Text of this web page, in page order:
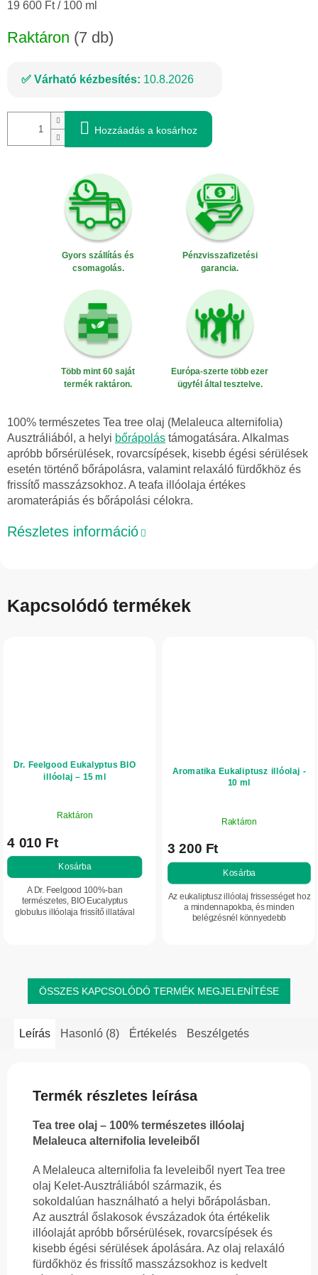
Egységár:
19 600 Ft / 100 ml
Raktáron (7 db)
Várható kézbesítés: 10.8.2026
Hozzáadás a kosárhoz
Gyors szállítás és
csomagolás.
Pénzvisszafizetési
garancia.
Több mint 60 saját
termék raktáron.
Európa-szerte több ezer
ügyfél által tesztelve.
100% természetes Tea tree olaj (Melaleuca alternifolia)
Ausztráliából, a helyi bőrápolás támogatására. Alkalmas
apróbb bőrsérülések, rovarcsípések, kisebb égési sérülések
esetén történő bőrápolásra, valamint relaxáló fürdőkhöz és
frissítő masszázsokhoz. A teafa illóolaja értékes
aromaterápiás és bőrápolási célokra.
Részletes információ
Kapcsolódó termékek
Dr. Feelgood Eukalyptus BIO
illóolaj – 15 ml
Raktáron
4 010 Ft
Kosárba
A Dr. Feelgood 100%-ban
természetes, BIO Eucalyptus
globulus illóolaja frissítő illatával
Aromatika Eukaliptusz illóolaj -
10 ml
Raktáron
3 200 Ft
Kosárba
Az eukaliptusz illóolaj frissességet hoz
a mindennapokba, és minden
belégzésnél könnyedebb
ÖSSZES KAPCSOLÓDÓ TERMÉK MEGJELENÍTÉSE
Leírás Hasonló (8) Értékelés Beszélgetés
Termék részletes leírása
Tea tree olaj – 100% természetes illóolaj
Melaleuca alternifolia leveleiből
A Melaleuca alternifolia fa leveleiből nyert Tea tree
olaj Kelet-Ausztráliából származik, és
sokoldalúan használható a helyi bőrápolásban.
Az ausztrál őslakosok évszázadok óta értékelik
illóolaját apróbb bőrsérülések, rovarcsípések és
kisebb égési sérülések ápolására. Az olaj relaxáló
fürdőkhöz és frissítő masszázsokhoz is kedvelt